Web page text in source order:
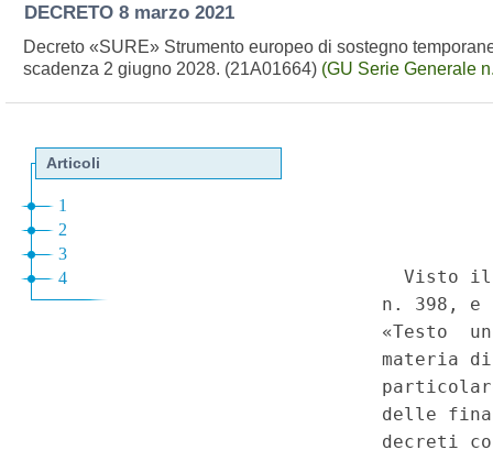
DECRETO 8 marzo 2021
Decreto «SURE» Strumento europeo di sostegno
scadenza 2 giugno 2028. (21A01664) (GU Serie Generale